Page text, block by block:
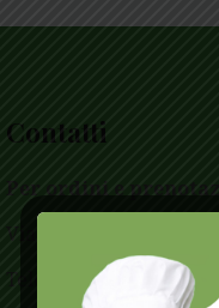
Contatti
Per ordini e
Via dei Laureati 4/A
Telefono0735 751811